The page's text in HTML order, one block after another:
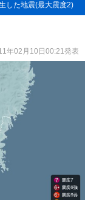
した地震(最大震度2)
年02月10日00:21発表